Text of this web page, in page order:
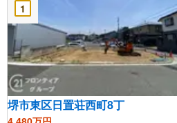
1
堺市東区日置荘西町8丁